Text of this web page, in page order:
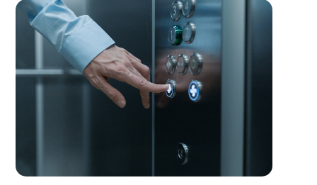
gerekir. Aşağıda apartman ve site yönetimi ile
alakalı bütün süreçleri değerlendirmek mümkün!